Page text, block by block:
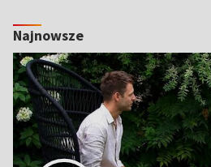
Najnowsze